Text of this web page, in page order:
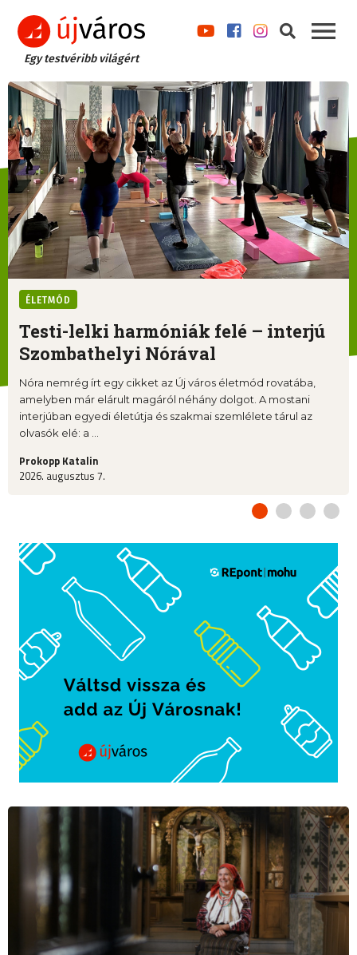
Egy testvéribb világért
ÉLETMÓD
Testi-lelki harmóniák felé – interjú
Szombathelyi Nórával
Nóra nemrég írt egy cikket az Új város életmód rovatába,
amelyben már elárult magáról néhány dolgot. A mostani
interjúban egyedi életútja és szakmai szemlélete tárul az
olvasók elé: a ...
Prokopp Katalin
2026. augusztus 7.